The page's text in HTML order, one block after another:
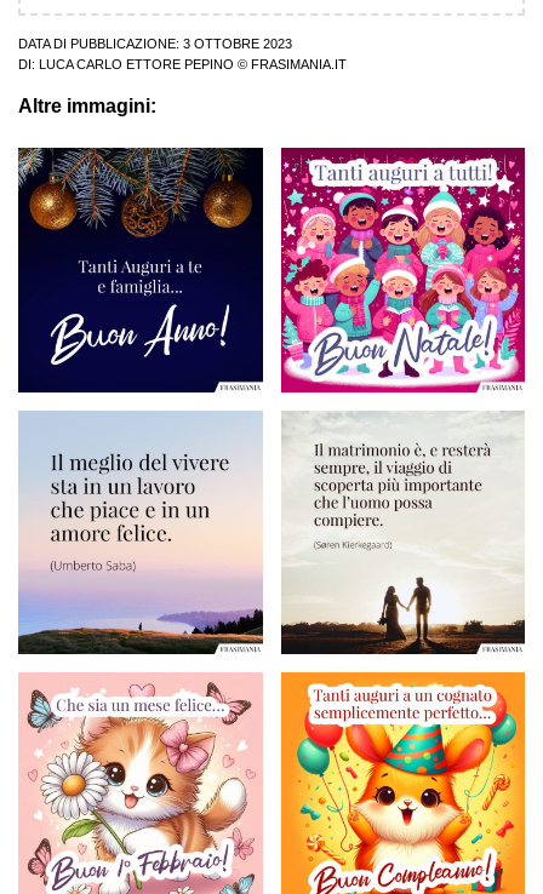
DATA DI PUBBLICAZIONE: 3 OTTOBRE 2023
DI:
LUCA CARLO ETTORE PEPINO © FRASIMANIA.IT
Altre immagini: